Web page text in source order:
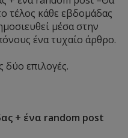
τέλος κάθε εβδομάδας
μέσα στην
ένα τυχαίο άρθρο.
δύο επιλογές.
+ ένα random post